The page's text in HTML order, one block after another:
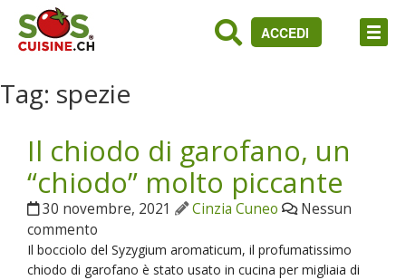
ACCEDI
Tag: spezie
Il chiodo di garofano, un
“chiodo” molto piccante
30 novembre, 2021 Cinzia Cuneo
Nessun
commento
Il bocciolo del Syzygium aromaticum, il profumatissimo
chiodo di garofano è stato usato in cucina per migliaia di